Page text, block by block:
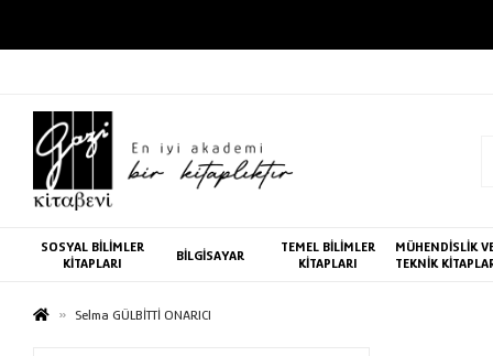
SOSYAL BİLİMLER
KİTAPLARI
BİLGİSAYAR
TEMEL BİLİMLER
KİTAPLARI
MÜHENDİSLİK
TEKNİK
Selma GÜLBİTTİ ONARICI